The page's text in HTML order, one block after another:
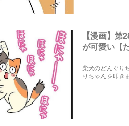
【漫画】
が可愛い【
柴犬のどんぐり
りちゃんを叩き